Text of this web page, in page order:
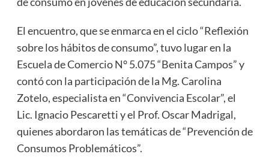
El encuentro, que se enmarca en el ciclo “Reflexión
sobre los hábitos de consumo”, tuvo lugar en la
Escuela de Comercio N° 5.075 “Benita Campos” y
contó con la participación de la Mg. Carolina
Zotelo, especialista en “Convivencia Escolar”, el
Lic. Ignacio Pescaretti y el Prof. Oscar Madrigal,
quienes abordaron las temáticas de “Prevención de
Consumos Problemáticos”.